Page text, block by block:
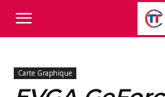
Carte Graphique